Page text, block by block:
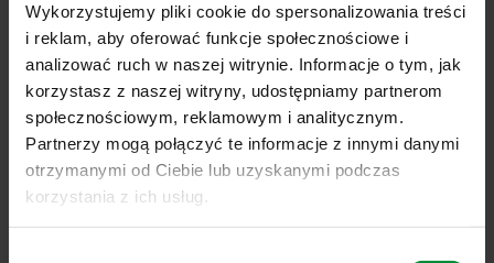
Wykorzystujemy pliki cookie do spersonalizowania treści
i reklam, aby oferować funkcje społecznościowe i
analizować ruch w naszej witrynie. Informacje o tym, jak
korzystasz z naszej witryny, udostępniamy partnerom
społecznościowym, reklamowym i analitycznym.
Partnerzy mogą połączyć te informacje z innymi danymi
otrzymanymi od Ciebie lub uzyskanymi podczas
korzystania z ich usług.
Energooszczędne okna a
termomodernizacja
Termomodernizacja z wykorzystaniem energooszczędnych
okien to inwestycja w przyszłość, która przynosi wymierne
korzyści zarówno dla środowiska, jak i dla portfela ich
użytkowników. Wymiana starych, nieszczelnych okien na